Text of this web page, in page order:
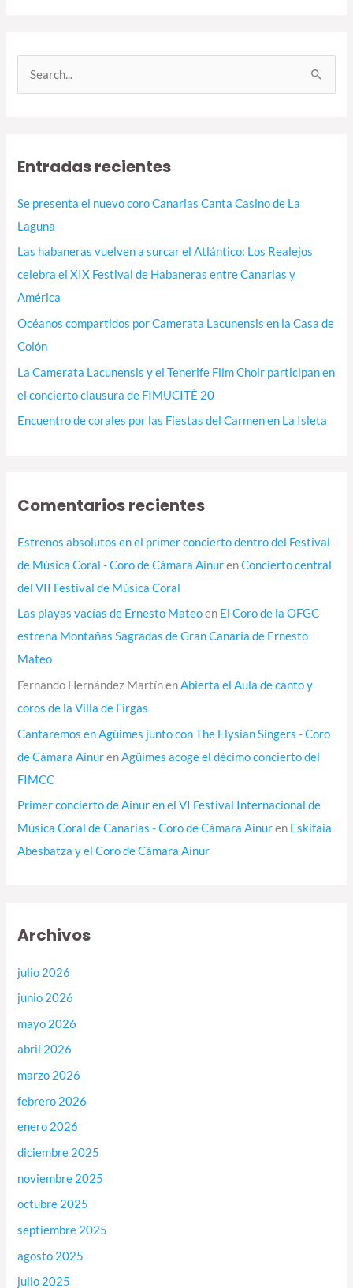
a
Entradas recientes
Se presenta el nuevo coro Canarias Canta Casino de La
Laguna
Las habaneras vuelven a surcar el Atlántico: Los Realejos
celebra el XIX Festival de Habaneras entre Canarias y
América
Océanos compartidos por Camerata Lacunensis en la Casa de
Colón
La Camerata Lacunensis y el Tenerife Film Choir participan en
el concierto clausura de FIMUCITÉ 20
Encuentro de corales por las Fiestas del Carmen en La Isleta
Comentarios recientes
Estrenos absolutos en el primer concierto dentro del Festival
de Música Coral - Coro de Cámara AinurenConcierto central
del VII Festival de Música Coral
Las playas vacías de Ernesto Mateoen El Coro de la OFGC
estrena Montañas Sagradas de Gran Canaria de Ernesto
Mateo
Fernando Hernández MartínenAbierta el Aula de canto y
coros de la Villa de Firgas
Cantaremos en Agüimes junto con The Elysian Singers - Coro
de Cámara AinurenAgüimes acoge el décimo concierto del
FIMCC
Primer concierto de Ainur en el VI Festival Internacional de
Música Coral de Canarias - Coro de Cámara Ainuren Eskifaia
Abesbatza y el Coro de Cámara Ainur
Archivos
julio 2026
junio 2026
mayo 2026
abril 2026
marzo 2026
febrero 2026
enero 2026
diciembre 2025
noviembre 2025
octubre 2025
septiembre 2025
agosto 2025
julio 2025